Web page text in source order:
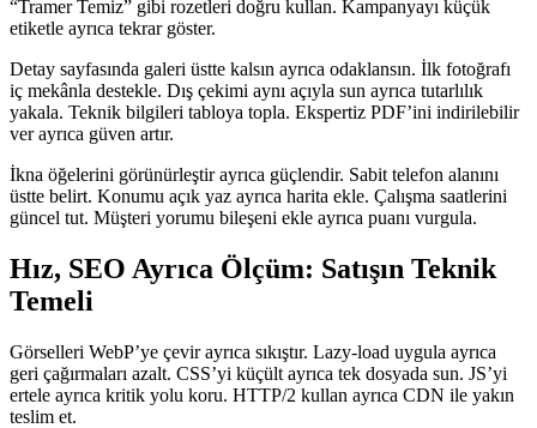
“Tramer Temiz” gibi rozetleri doğru kullan. Kampanyayı küçük
etiketle ayrıca tekrar göster.
Detay sayfasında galeri üstte kalsın ayrıca odaklansın. İlk fotoğrafı
iç mekânla destekle. Dış çekimi aynı açıyla sun ayrıca tutarlılık
yakala. Teknik bilgileri tabloya topla. Ekspertiz PDF’ini indirilebilir
ver ayrıca güven artır.
İkna öğelerini görünürleştir ayrıca güçlendir. Sabit telefon alanını
üstte belirt. Konumu açık yaz ayrıca harita ekle. Çalışma saatlerini
güncel tut. Müşteri yorumu bileşeni ekle ayrıca puanı vurgula.
Hız, SEO Ayrıca Ölçüm: Satışın Teknik
Temeli
Görselleri WebP’ye çevir ayrıca sıkıştır. Lazy-load uygula ayrıca
geri çağırmaları azalt. CSS’yi küçült ayrıca tek dosyada sun. JS’yi
ertele ayrıca kritik yolu koru. HTTP/2 kullan ayrıca CDN ile yakın
teslim et.